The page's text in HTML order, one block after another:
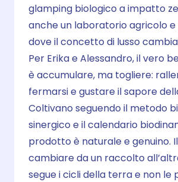
glamping biologico a impatto
anche un laboratorio agricolo
dove il concetto di lusso
Per Erika e Alessandro, il vero
è accumulare, ma togliere:
fermarsi e gustare il sapore
Coltivano seguendo il metodo
sinergico e il calendario
prodotto è naturale e genuino.
cambiare da un raccolto
segue i cicli della terra e non le